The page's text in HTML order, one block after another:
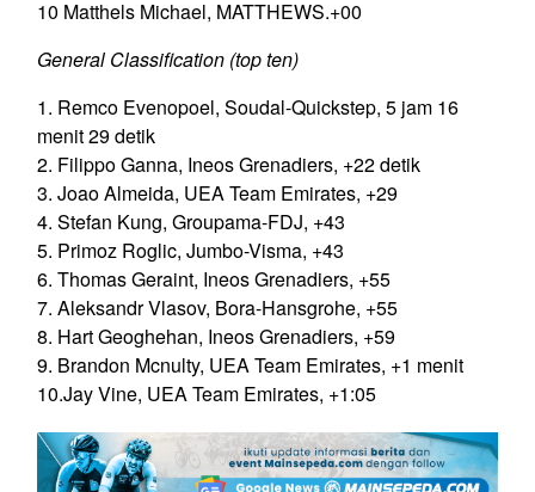
10 Matthels Michael, MATTHEWS.+00
General Classification (top ten)
1. Remco Evenopoel, Soudal-Quickstep, 5 jam 16
menit 29 detik
2. Filippo Ganna, Ineos Grenadiers, +22 detik
3. Joao Almeida, UEA Team Emirates, +29
4. Stefan Kung, Groupama-FDJ, +43
5. Primoz Roglic, Jumbo-Visma, +43
6. Thomas Geraint, Ineos Grenadiers, +55
7. Aleksandr Vlasov, Bora-Hansgrohe, +55
8. Hart Geoghehan, Ineos Grenadiers, +59
9. Brandon Mcnulty, UEA Team Emirates, +1 menit
10.Jay Vine, UEA Team Emirates, +1:05